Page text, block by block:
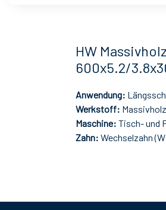
HW
600x5.2/
Anwendung:
Werkstoff:
Maschine: Tisch- und
Zahn: Wechselzahn